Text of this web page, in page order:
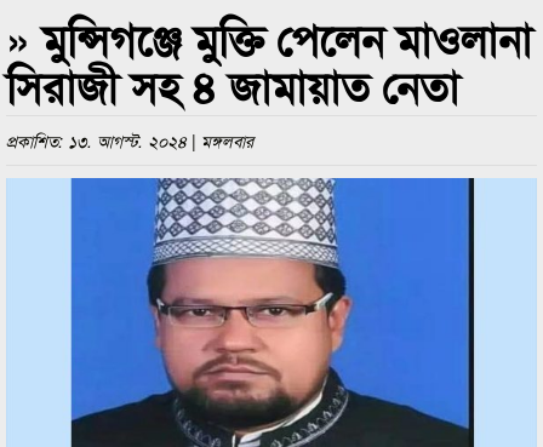
পুরস্কার বিতরণ সম্পন্ন
সিলেটে বাংলাদেশ গ্রুপ থিয়েটার ফেডারেশানের
» মুন্সিগঞ্জে মুক্তি পেলেন মাওলানা
সিরাজী সহ ৪ জামায়াত নেতা
প্রকাশিত: ১৩. আগস্ট. ২০২৪ | মঙ্গলবার